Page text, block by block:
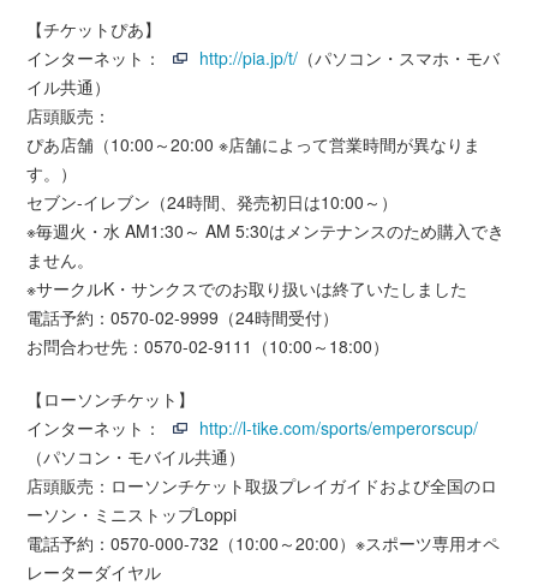
【チケットぴあ】
インターネット：
http://pia.jp/t/ （パソコン・スマホ・モバ
イル共通）
店頭販売：
ぴあ店舗（10:00～20:00 ※店舗によって営業時間が異なりま
す。）
セブン-イレブン（24時間、発売初日は10:00～）
※毎週火・水 AM1:30～ AM 5:30はメンテナンスのため購入でき
ません。
※サークルK・サンクスでのお取り扱いは終了いたしました
電話予約：0570-02-9999（24時間受付）
お問合わせ先：0570-02-9111（10:00～18:00）
【ローソンチケット】
インターネット：
http://l-tike.com/sports/emperorscup/
（パソコン・モバイル共通）
店頭販売：ローソンチケット取扱プレイガイドおよび全国のロ
ーソン・ミニストップLoppi
電話予約：0570-000-732（10:00～20:00）※スポーツ専用オペ
レーターダイヤル